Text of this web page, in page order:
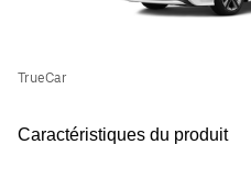
TrueCar
Caractéristiques du produit